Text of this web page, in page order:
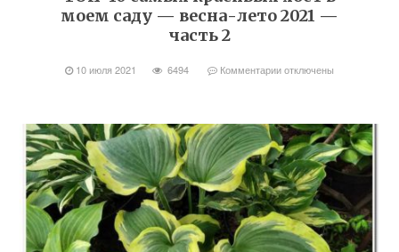
моем саду — весна-лето 2021 —
часть 2
10 июля 2021 6494 Комментарииотключены